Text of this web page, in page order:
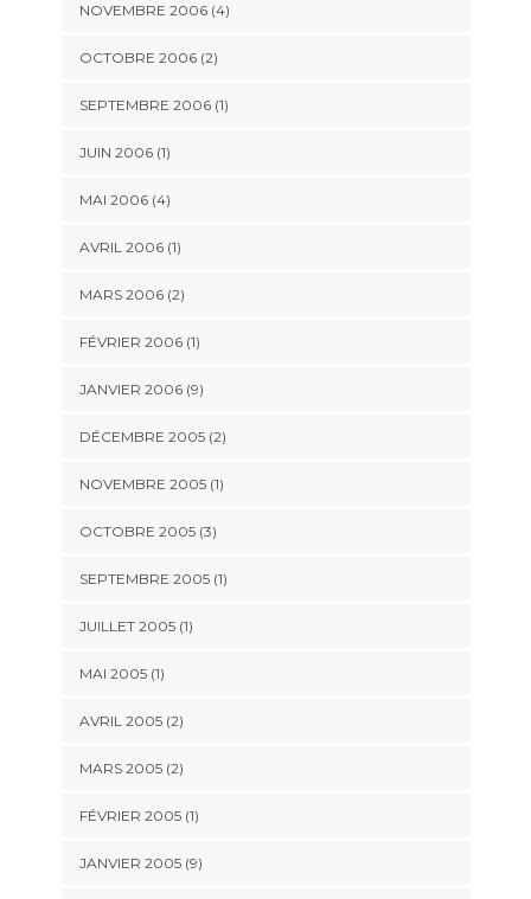
NOVEMBRE 2006 (4)
OCTOBRE 2006 (2)
SEPTEMBRE 2006 (1)
JUIN 2006 (1)
MAI 2006 (4)
AVRIL 2006 (1)
MARS 2006 (2)
FÉVRIER 2006 (1)
JANVIER 2006 (9)
DÉCEMBRE 2005 (2)
NOVEMBRE 2005 (1)
OCTOBRE 2005 (3)
SEPTEMBRE 2005 (1)
JUILLET 2005 (1)
MAI 2005 (1)
AVRIL 2005 (2)
MARS 2005 (2)
FÉVRIER 2005 (1)
JANVIER 2005 (9)